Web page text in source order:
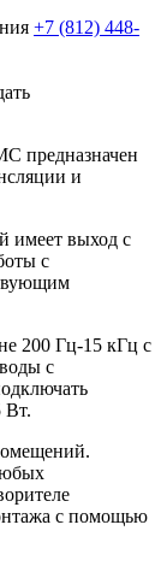
+7 (812) 448-
предназначен
и
имеет выход с
с
200 Гц-15 кГц с
с
Вт.
с помощью